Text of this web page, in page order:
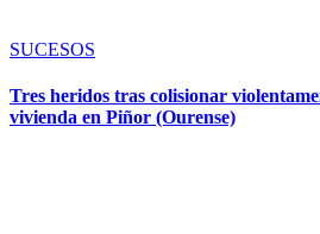
SUCESOS
Tres heridos tras colisionar
vivienda en Piñor (Ourense)